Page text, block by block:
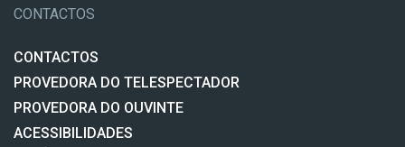
CONTACTOS
CONTACTOS
PROVEDORA DO TELESPECTADOR
PROVEDORA DO OUVINTE
ACESSIBILIDADES